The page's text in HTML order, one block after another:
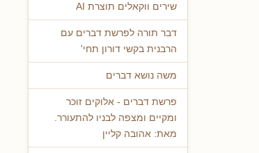
שירים ווקאלים תוצרת AI
דבר תורה לפרשת דברים עם
הרבנית בקשי דורון תחי'
משה נושא דברים
פרשת דברים - אלוקים זוכר
ומקיים ומצפה לבניו להתעורר.
מאת: אהובה קליין